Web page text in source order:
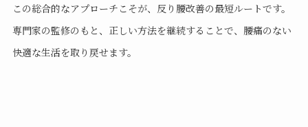
この総合的なアプローチこそが、反り腰改善の最短ルートです。
専門家の監修のもと、正しい方法を継続することで、腰痛のない
快適な生活を取り戻せます。